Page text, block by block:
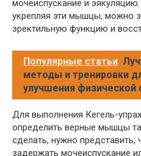
мочеиспускание и
укрепляя эти мышцы, можно
эректильную функцию и
Популярные статьи
методы и тренировки
улучшения
Для выполнения Кегель-
определить верные мышцы
сделать, нужно представить,
задержать мочеиспускание